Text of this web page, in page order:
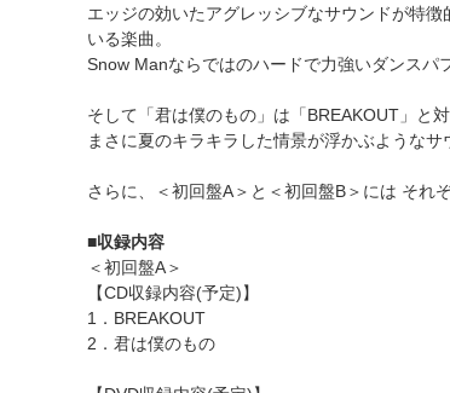
エッジの効いたアグレッシブなサウンドが特
いる楽曲。
Snow Manならではのハードで力強いダンスパ
そして「君は僕のもの」は「BREAKOUT」と
まさに夏のキラキラした情景が浮かぶような
さらに、＜初回盤A＞と＜初回盤B＞には それ
■収録内容
＜初回盤A＞
【CD収録内容(予定)】
1．BREAKOUT
2．君は僕のもの